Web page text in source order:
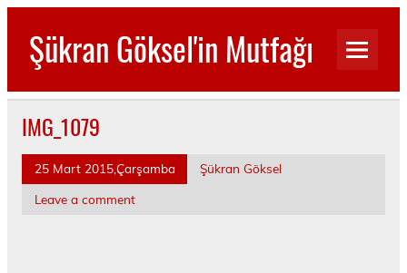
Skip
contentŞükran Göksel'in Mutfağı
IMG_1079
25 Mart 2015,Çarşamba
Şükran Göksel
Leave a comment